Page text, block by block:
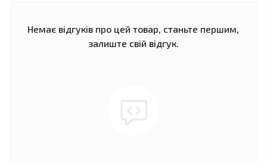
Немає відгуків про цей товар, станьте першим,
залиште свій відгук.